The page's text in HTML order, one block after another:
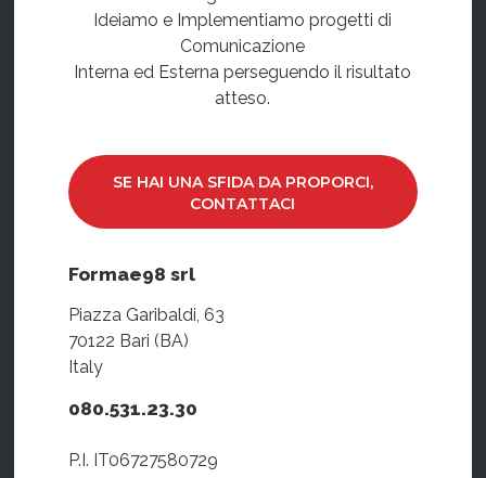
Ideiamo e Implementiamo progetti di
Comunicazione
Interna ed Esterna perseguendo il risultato
atteso.
SE HAI UNA SFIDA DA PROPORCI,
CONTATTACI
Formae98 srl
Piazza Garibaldi, 63
70122 Bari (BA)
Italy
080.531.23.30
P.I. IT06727580729